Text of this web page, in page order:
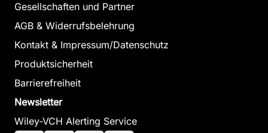
Gesellschaften und Partner
AGB & Widerrufsbelehrung
Kontakt & Impressum/Datenschutz
Produktsicherheit
Barrierefreiheit
Newsletter
Wiley-VCH Alerting Service